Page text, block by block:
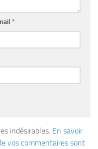
*
indésirables. En savoir
vos commentaires sont